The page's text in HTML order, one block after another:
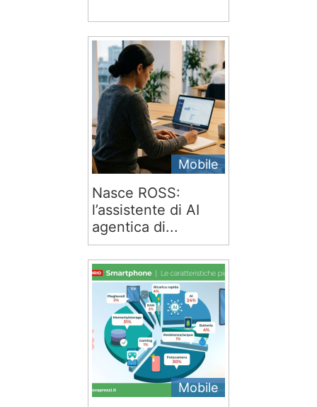
Mobile
Nasce ROSS:
l’assistente di AI
agentica di...
Mobile